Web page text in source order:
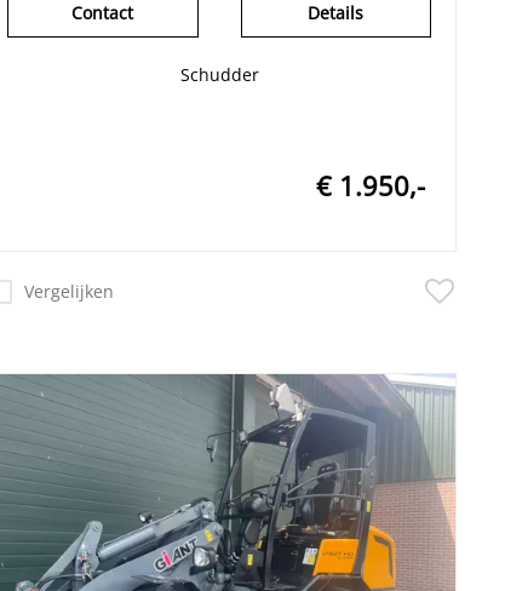
Details
Contact
Schudder
€ 1.950,-
Vergelijken